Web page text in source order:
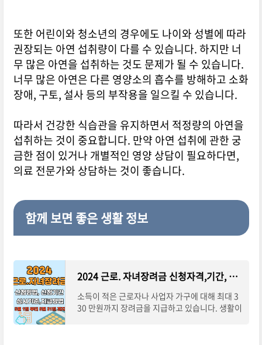
또한 어린이와 청소년의 경우에도 나이와 성별에 따라
권장되는 아연 섭취량이 다를 수 있습니다. 하지만 너
무 많은 아연을 섭취하는 것도 문제가 될 수 있습니다.
너무 많은 아연은 다른 영양소의 흡수를 방해하고 소화
장애, 구토, 설사 등의 부작용을 일으킬 수 있습니다.
따라서 건강한 식습관을 유지하면서 적정량의 아연을
섭취하는 것이 중요합니다. 만약 아연 섭취에 관한 궁
금한 점이 있거나 개별적인 영양 상담이 필요하다면,
의료 전문가와 상담하는 것이 좋습니다.
함께 보면 좋은 생활 정보
2024 근로. 자녀장려금 신청자격,기간, 방법, 심사기준 및 지급방법
소득이 적은 근로자나 사업자 가구에 대해 최대 3
30 만원까지 장려금을 지급하고 있습니다. 생활이